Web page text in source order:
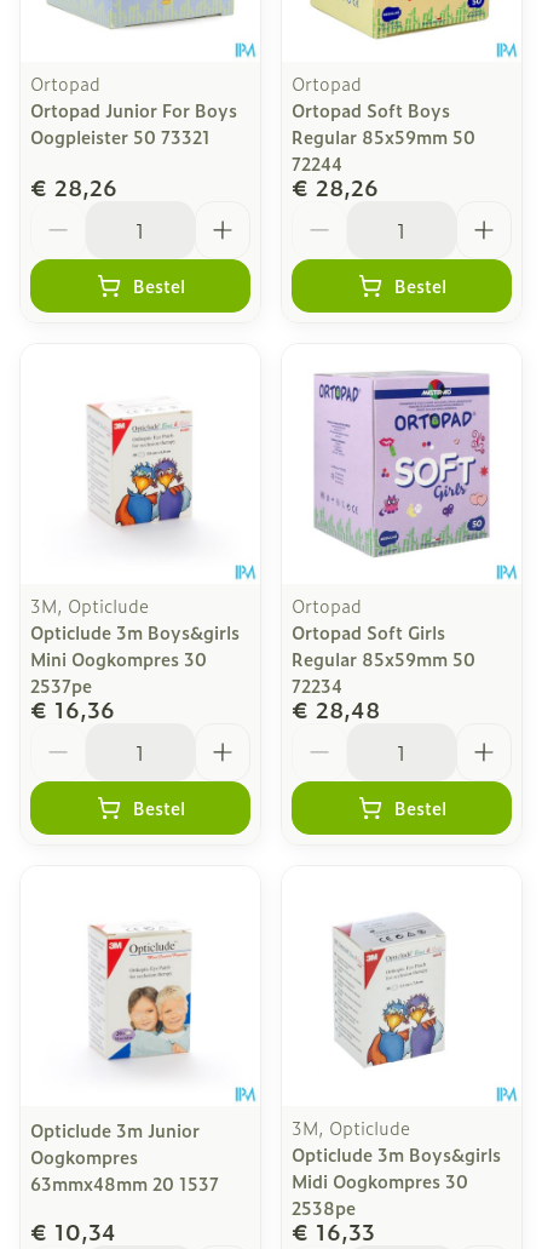
Ortopad
Ortopad Junior For Boys
Oogpleister 50 73321
€ 28,26
Bestel
Ortopad
Ortopad Soft Boys
Regular 85x59mm 50
72244
€ 28,26
Bestel
3M, Opticlude
Opticlude 3m Boys&girls
Mini Oogkompres 30
2537pe
€ 16,36
Bestel
Ortopad
Ortopad Soft Girls
Regular 85x59mm 50
72234
€ 28,48
Bestel
Opticlude 3m Junior
Oogkompres
63mmx48mm 20 1537
€ 10,34
3M, Opticlude
Opticlude 3m Boys&girls
Midi Oogkompres 30
2538pe
€ 16,33